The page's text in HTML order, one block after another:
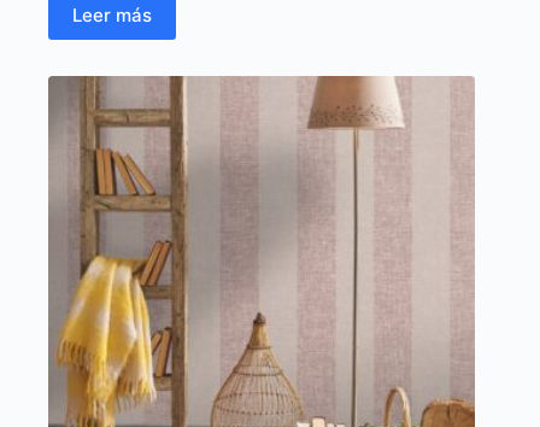
Leer más